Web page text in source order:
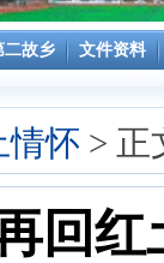
二故乡 文件资料
情怀 > 正
回红